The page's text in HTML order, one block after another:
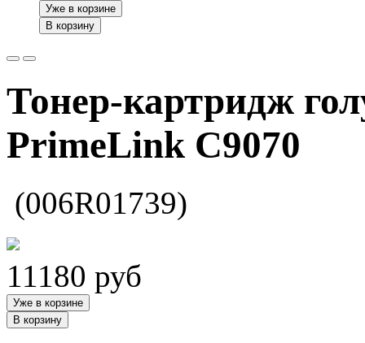
Уже в корзине
В корзину
Тонер-картридж
PrimeLink C9070
(006R01739)
11180 руб
Уже в корзине
В корзину